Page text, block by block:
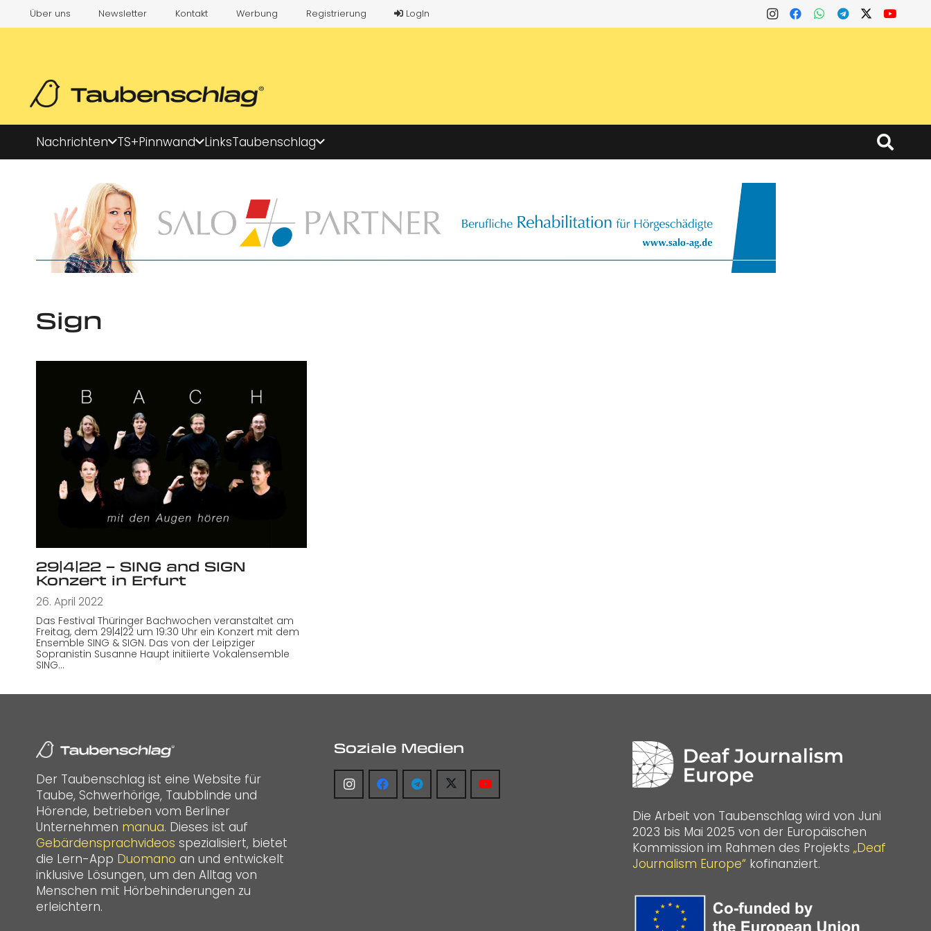
Über uns Newsletter Kontakt Werbung Registrierung LogIn
Nachrichten TS+Pinnwand LinksTaubenschlag
Sign
29|4|22 – SING and SIGN
Konzert in Erfurt
26. April 2022
Das Festival Thüringer Bachwochen veranstaltet am
Freitag, dem 29|4|22 um 19:30 Uhr ein Konzert mit dem
Ensemble SING & SIGN. Das von der Leipziger
Sopranistin Susanne Haupt initiierte Vokalensemble
SING…
Der Taubenschlag ist eine Website für
Taube, Schwerhörige, Taubblinde und
Hörende, betrieben vom Berliner
Unternehmen manua. Dieses ist auf
Gebärdensprachvideos spezialisiert, bietet
die Lern-App Duomano an und entwickelt
inklusive Lösungen, um den Alltag von
Menschen mit Hörbehinderungen zu
erleichtern.
Soziale Medien
Die Arbeit von Taubenschlag wird von Juni
2023 bis Mai 2025 von der Europäischen
Kommission im Rahmen des Projekts „Deaf
Journalism Europe“ kofinanziert.